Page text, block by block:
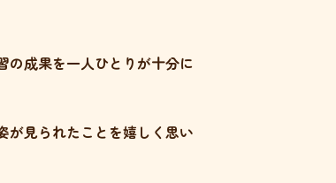
の成果を一人ひとりが十分に
が見られたことを嬉しく思い